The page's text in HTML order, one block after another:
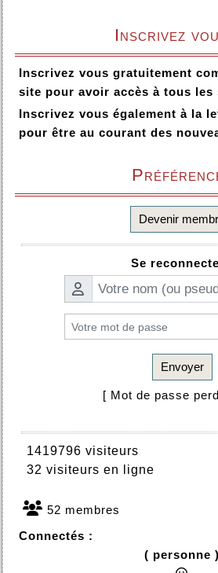
Inscrivez
Inscrivez vous gratuitement
site pour avoir accès à tous les
Inscrivez vous également à la
pour être au courant des
Devenir
Se
Envoyer
[ Mot de passe
1419796 visiteurs
32 visiteurs en ligne
52 membres
Connectés :
( personne )